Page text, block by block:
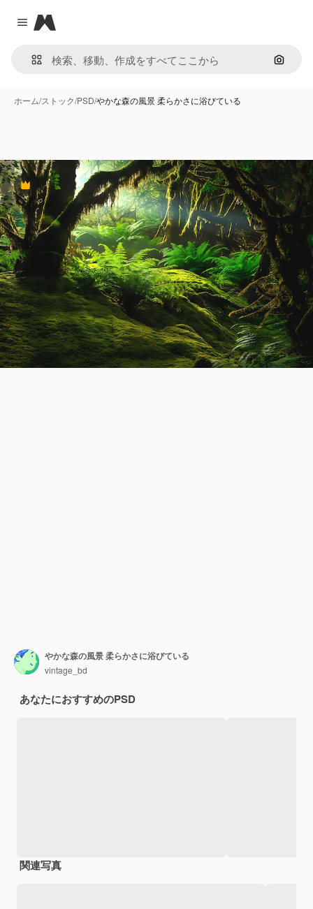
Close menu
Magnific
画像で
ホーム/ストック/PSD/やかな森の風景 柔らかさに浴びている
Premium
やかな森の風景 柔らかさに浴びている
vintage_bd
あなたにおすすめのPSD
関連写真